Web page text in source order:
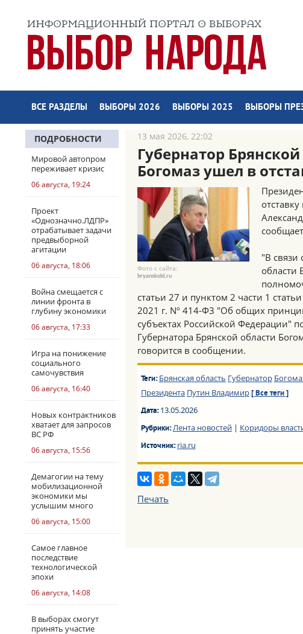
ВСЕ РАЗДЕЛЫ ВЫБОРЫ 2026 ВЫБОРЫ 2025 ВЫБОРЫ
ПОДРОБНОСТИ
Мировой автопром
переживает кризис
06 августа, 19:24
Проект
«Однозначно.ЛДПР»
отрабатывает задачи
предвыборной
агитации
06 августа, 18:06
Война смещается с
линии фронта в
глубину экономики
06 августа, 17:33
Игра на понижение
социального
самочувствия
06 августа, 16:40
Новых контрактников
хватает для запросов
ВС РФ
06 августа, 15:56
Демагогии на тему
мобилизационной
экономики мы
услышим много
06 августа, 15:00
Самое главное
последствие
технологической
эпохи
06 августа, 14:08
В выборах смогут
принять участие
13 мая 2026, 22:02
Губернатор
Богомаз ушел в
Фото с сайта:
bryanskobl.ru
"В связи
области
статьи 27 и пунктом 2 части 1
2021 г. Nº 414-Ф3 "Об общих
субъектах Российской Федерации"
Губернатора Брянской области
говорится в сообщении.
Теги: Брянская область Губернатор
Президента Путин Владимир [ Все теги ]
Дата:13.05.2026
Рубрики:Лента новостей| Коридоры
Источник:ria.ru
Печать